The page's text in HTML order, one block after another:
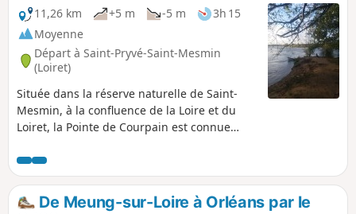
11,26 km
+5 m -5 m
3h 15
Moyenne
Départ à Saint-Pryvé-Saint-Mesmin
(Loiret)
Située dans la réserve naturelle de Saint-
Mesmin, à la confluence de la Loire et du
Loiret, la Pointe de Courpain est connue
exceptionnelle diversité. On ne se lasse pas
d'admirer les moulins sur le Loiret dans leur
cadre évoluant au fil des saisons.
De Meung-sur-Loire à Orléans par le